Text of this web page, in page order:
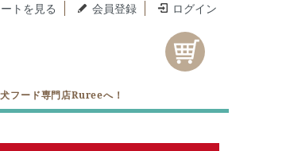
トを見る 会員登録 ログイン
フード専門店Rureeへ！